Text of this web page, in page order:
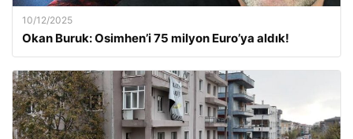
10/12/2025
Okan Buruk: Osimhen’i 75 milyon Euro’ya aldık!